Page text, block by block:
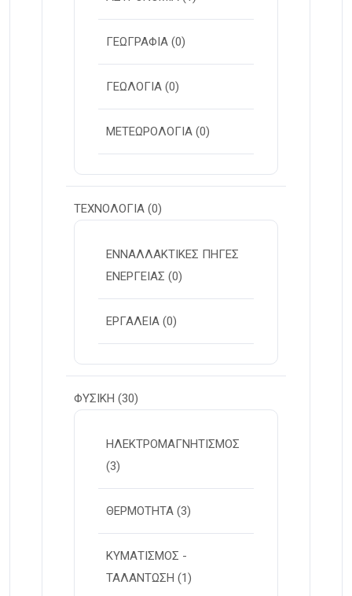
ΓΕΩΓΡΑΦΙΑ (0)
ΓΕΩΛΟΓΙΑ (0)
ΜΕΤΕΩΡΟΛΟΓΙΑ (0)
ΤΕΧΝΟΛΟΓΙΑ (0)
ΕΝΝΑΛΛΑΚΤΙΚΕΣ ΠΗΓΕΣ
ΕΝΕΡΓΕΙΑΣ (0)
ΕΡΓΑΛΕΙΑ (0)
ΦΥΣΙΚΗ (30)
ΗΛΕΚΤΡΟΜΑΓΝΗΤΙΣΜΟΣ
(3)
ΘΕΡΜΟΤΗΤΑ (3)
ΚΥΜΑΤΙΣΜΟΣ -
ΤΑΛΑΝΤΩΣΗ (1)